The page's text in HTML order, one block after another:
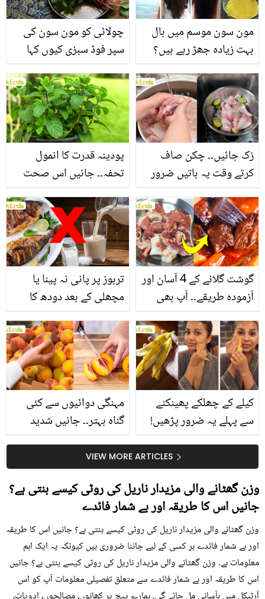
چولائی کو مون سون کی
سپر فوڈ سبزی کیوں کہا
منرلز اور اینٹی آکسیڈنٹس
سے بھرپور اس سبزی کے
فائدے
مون سون موسم میں بال
بہت زیادہ جھڑ رہے ہیں؟
بنانے کے چند قدرتی طریقے
پودینہ قدرت کا انمول
تحفہ۔۔ جانیں اس صحت
انگیز طبی فوائد
رُک جائیں۔۔ چکن صاف
کرتے وقت یہ باتیں ضرور
تربوز پر پانی نہ پینا یا
مچھلی کے بعد دودھ کا
سے متعلق غلط فہمیوں کی
حقیقت کیا ہے اور افواہ
کیا؟
گوشت گلانے کے 4 آسان اور
آزمودہ طریقے۔۔ آپ بھی
بتائے راز
مہنگی دوائیوں سے کئی
گناہ بہتر۔۔ جانیں شدید
کیوں کھانا چاہیے؟
کیلے کے چھلکے پھینکنے
سے پہلے یہ ضرور پڑھیں!
سستا اور قدرتی حلVIEW MORE ARTICLES
وزن گھٹانے والی مزیدار ناریل کی روٹی کیسے بنتی ہے؟
جانیں اس کا طریقہ اور بے شمار فائدے
وزن گھٹانے والی مزیدار ناریل کی روٹی کیسے بنتی ہے؟ جانیں اس کا طریقہ
اور بے شمار فائدے ہر کسی کے لیے جاننا ضروری ہیں کیونکہ یہ ایک اہم
معلومات ہے۔ وزن گھٹانے والی مزیدار ناریل کی روٹی کیسے بنتی ہے؟ جانیں
اس کا طریقہ اور بے شمار فائدے سے متعلق تفصیلی معلومات آپ کو اس